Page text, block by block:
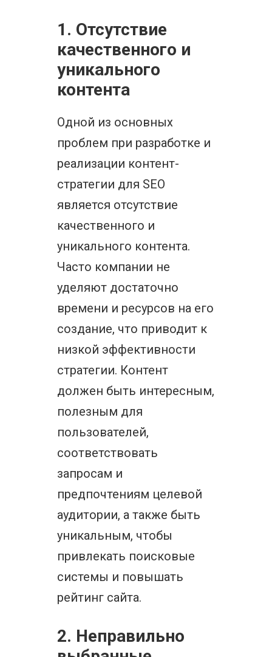
1. Отсутствие
качественного и
уникального
контента
Одной из основных
проблем при разработке и
реализации контент-
стратегии для SEO
является отсутствие
качественного и
уникального контента.
Часто компании не
уделяют достаточно
времени и ресурсов на его
создание, что приводит к
низкой эффективности
стратегии. Контент
должен быть интересным,
полезным для
пользователей,
соответствовать
запросам и
предпочтениям целевой
аудитории, а также быть
уникальным, чтобы
привлекать поисковые
системы и повышать
рейтинг сайта.
2. Неправильно